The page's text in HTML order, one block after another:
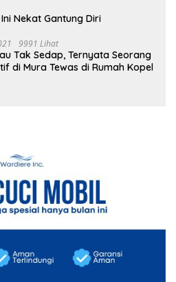
Nekat Gantung Diri
9991 Lihat
Tak Sedap, Ternyata Seorang
di Mura Tewas di Rumah Kopel